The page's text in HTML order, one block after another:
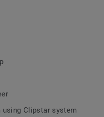
and pipe collars.
screws, adhesive but
system.
in a large
extremely user-friendly:
on clips that are attached
in colour and
Clipstar system